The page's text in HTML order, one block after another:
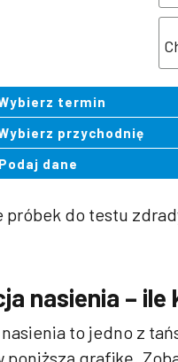
termin
przychodnię
dane
próbek do testu
nasienia –
to jedno z